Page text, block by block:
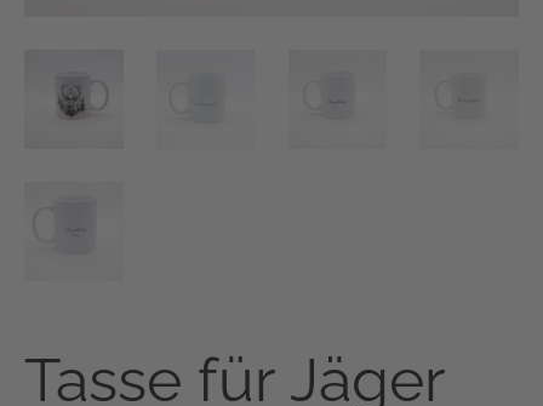
Tasse für Jäger